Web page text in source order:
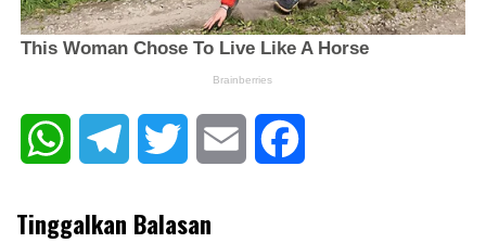
WhatsAppTelegram Twitter Email
Tinggalkan Balasan